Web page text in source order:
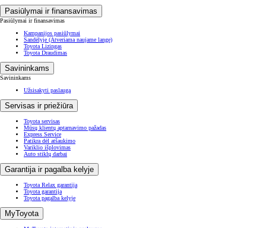
Pasiūlymai ir finansavimas
Pasiūlymai ir finansavimas
Kampanijos pasiūlymai
Sandėlyje (Atveriama naujame lange)
Toyota Lizingas
Toyota Draudimas
Savininkams
Savininkams
Užsisakyti paslaugą
Servisas ir priežiūra
Toyota servisas
Mūsų klientų aptarnavimo pažadas
Express Service
Patikra dėl atšaukimo
Variklio išplovimas
Auto stiklų darbai
Garantija ir pagalba kelyje
Toyota Relax garantija
Toyota garantija
Toyota pagalba kelyje
MyToyota